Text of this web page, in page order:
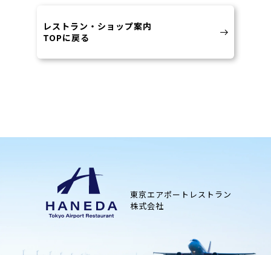
レストラン・ショップ案内
TOPに戻る
東京エアポートレストラン
株式会社